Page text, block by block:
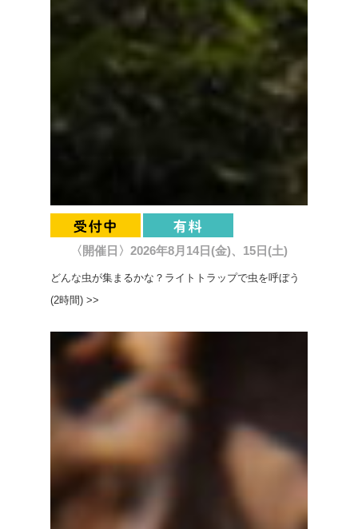
〈開催日〉2026年8月14日(金)、15日(土)
どんな虫が集まるかな？ライトトラップで虫を呼ぼう
(2時間) >>